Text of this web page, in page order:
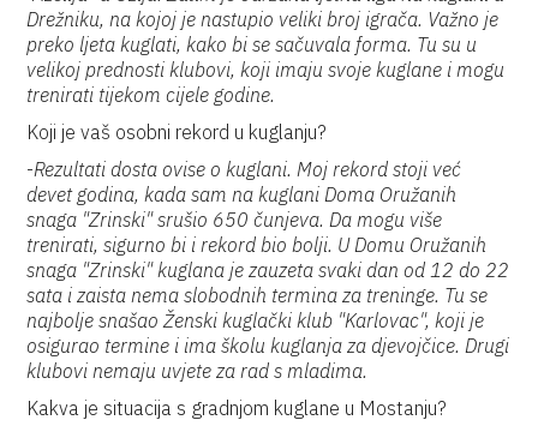
Drežniku, na kojoj je nastupio veliki broj igrača. Važno je
preko ljeta kuglati, kako bi se sačuvala forma. Tu su u
velikoj prednosti klubovi, koji imaju svoje kuglane i mogu
trenirati tijekom cijele godine.
Koji je vaš osobni rekord u kuglanju?
-Rezultati dosta ovise o kuglani. Moj rekord stoji već
devet godina, kada sam na kuglani Doma Oružanih
snaga "Zrinski" srušio 650 čunjeva. Da mogu više
trenirati, sigurno bi i rekord bio bolji. U Domu Oružanih
snaga "Zrinski" kuglana je zauzeta svaki dan od 12 do 22
sata i zaista nema slobodnih termina za treninge. Tu se
najbolje snašao Ženski kuglački klub "Karlovac", koji je
osigurao termine i ima školu kuglanja za djevojčice. Drugi
klubovi nemaju uvjete za rad s mladima.
Kakva je situacija s gradnjom kuglane u Mostanju?